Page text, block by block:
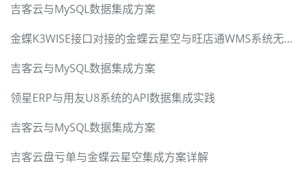
吉客云与MySQL数据集成方案
金蝶K3WISE接口对接的金蝶云星空与旺店通WMS系统无缝集成方案
吉客云与MySQL数据集成方案
领星ERP与用友U8系统的API数据集成实践
吉客云与MySQL数据集成方案
吉客云盘亏单与金蝶云星空集成方案详解